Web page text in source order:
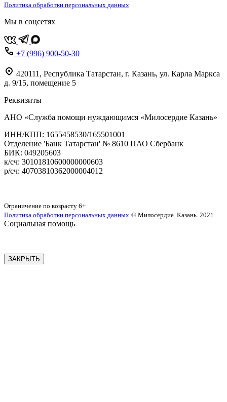
Политика обработки персональных данных
Мы в соцсетях
+7 (996) 900-50-30
420111 , Республика Татарстан, г. Казань, ул. Карла Маркса
д. 9/15, помещение 5
Реквизиты
АНО «Служба помощи нуждающимся «Милосердие Казань»
‌ИНН/КПП: 1655458530/165501001
Отделение 'Банк Татарстан' № 8610 ПАО Сбербанк
БИК: 049205603
‌к/сч: 30101810600000000603
р/сч: 40703810362000004012
Ограничение по возрасту 6+
Политика обработки персональных данных © Милосердие. Казань. 2021
Социальная помощь
ЗАКРЫТЬ